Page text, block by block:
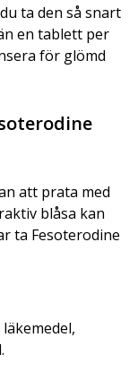
ta den så snart
en tablett per
för glömd
att prata med
blåsa kan
ta Fesoterodine